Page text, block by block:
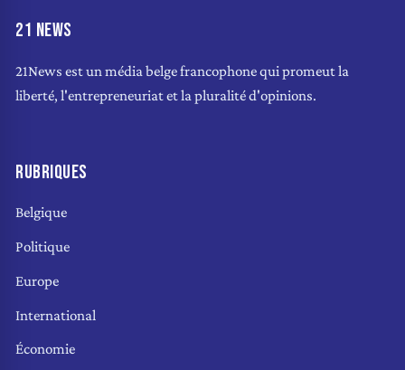
21 NEWS
21News est un média belge francophone qui promeut la
liberté, l'entrepreneuriat et la pluralité d'opinions.
RUBRIQUES
Belgique
Politique
Europe
International
Économie